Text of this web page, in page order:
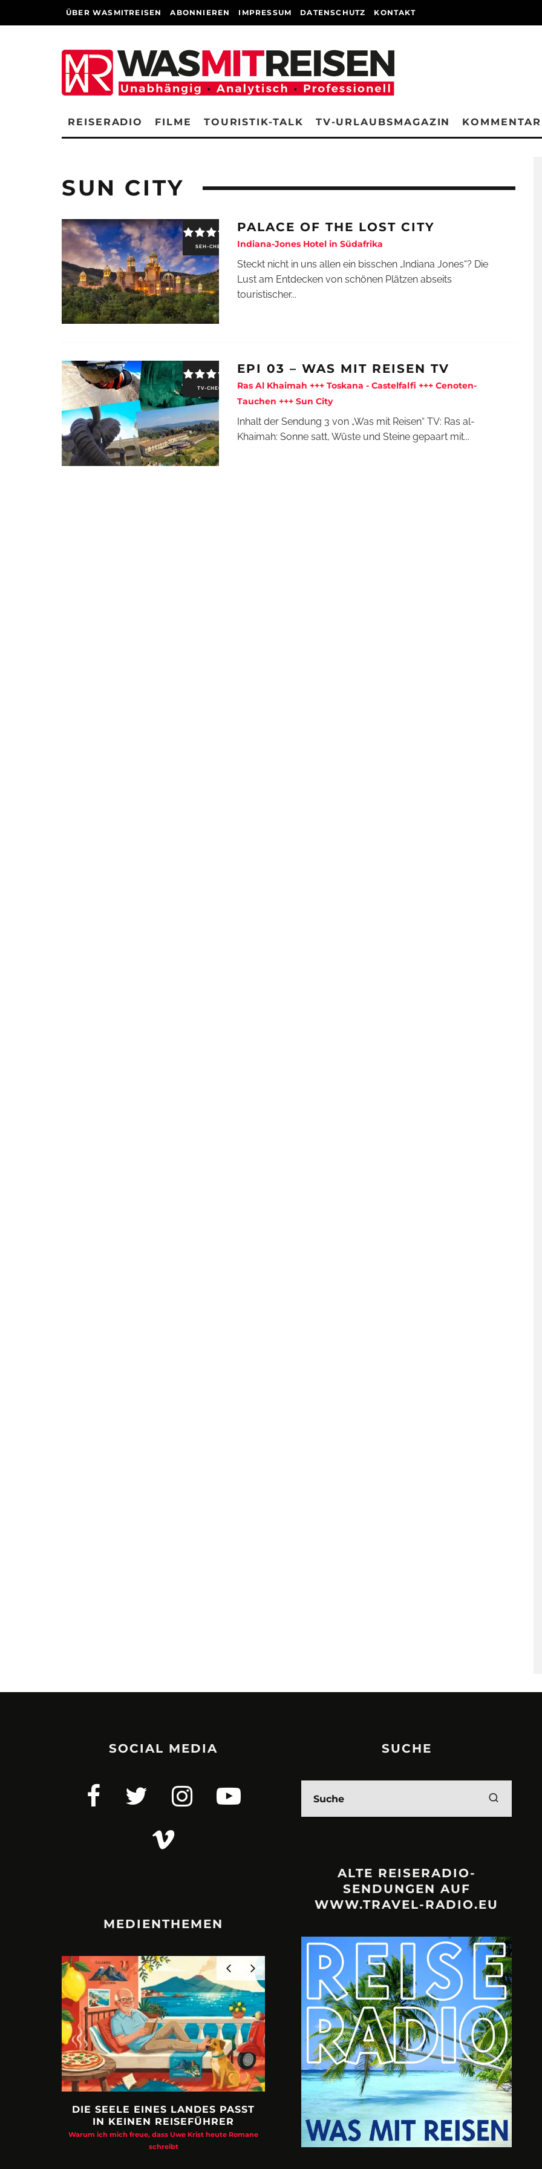
ÜBER WASMITREISEN ABONNIEREN IMPRESSUM DATENSCHUTZ KONTAKT
REISERADIO FILME TOURISTIK-TALK TV-URLAUBSMAGAZIN
SUN CITY
SEH-CHECK
PALACE OF THE LOST CITY
Indiana-Jones Hotel in Südafrika
Steckt nicht in uns allen ein bisschen „Indiana Jones“? Die
Lust am Entdecken von schönen Plätzen abseits
touristischer...
TV-CHECK
EPI 03 – WAS MIT REISEN TV
Ras Al Khaimah +++ Toskana - Castelfalfi +++ Cenoten-
Tauchen +++ Sun City
Inhalt der Sendung 3 von „Was mit Reisen“ TV: Ras al-
Khaimah: Sonne satt, Wüste und Steine gepaart mit...
SOCIAL MEDIA
MEDIENTHEMEN
DIE SEELE EINES LANDES PASST
IN KEINEN REISEFÜHRER
Warum ich mich freue, dass Uwe Krist heute Romane
schreibt
URLAUBSFRUST – IST REISEN
KAPUTT?
Philipp Laage „Travel is broken“ - Wege aus der
Urlaubsfalle
A3M –
Mit Krisen-
SUCHE
ALTE REISERADIO-
SENDUNGEN AUF
WWW.TRAVEL-RADIO.EU